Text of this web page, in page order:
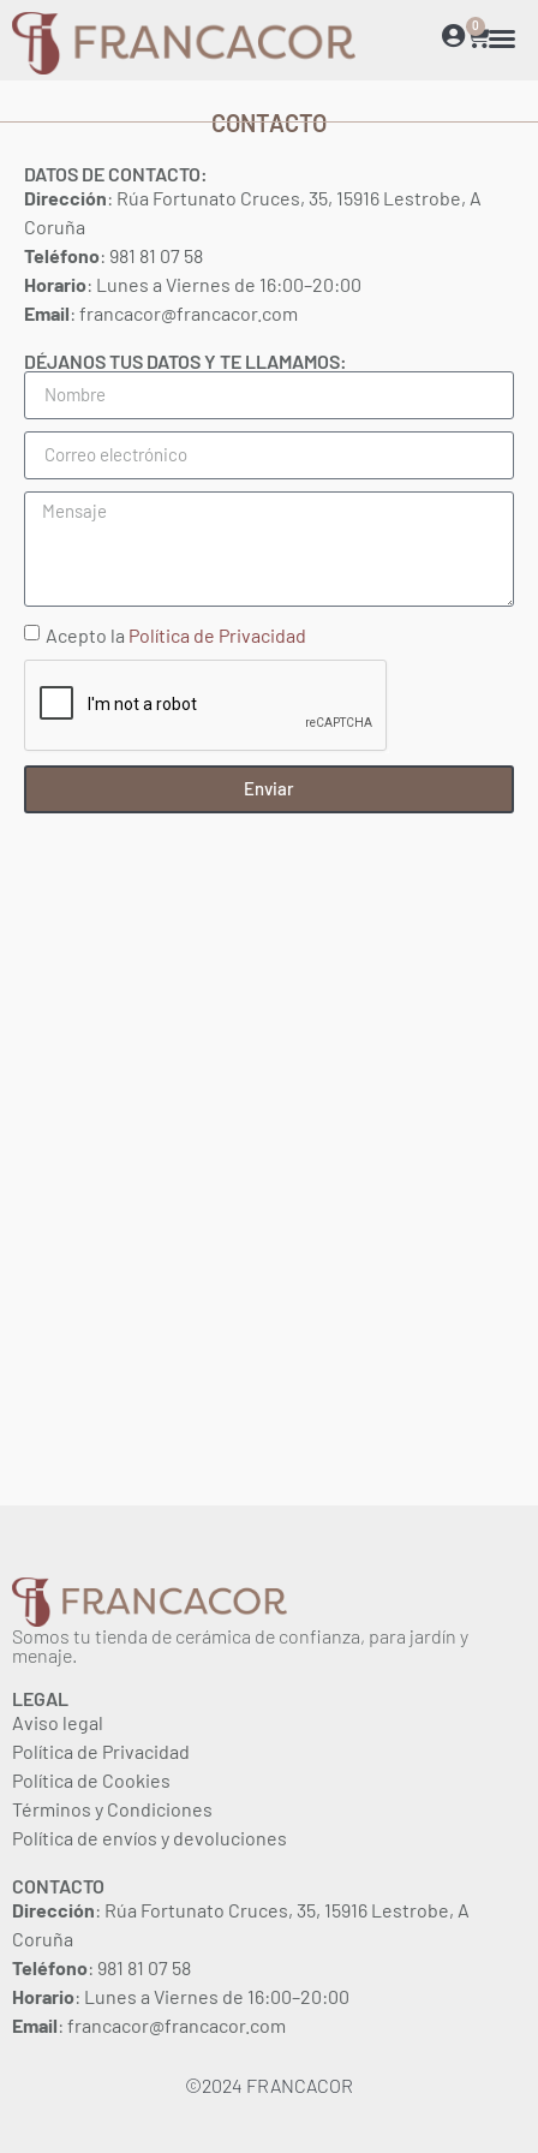
0
CONTACTO
DATOS DE CONTACTO:
Dirección: Rúa Fortunato Cruces, 35, 15916 Lestrobe, A
Coruña
Teléfono: 981 81 07 58
Horario: Lunes a Viernes de 16:00–20:00
Email: francacor@francacor.com
DÉJANOS TUS DATOS Y TE LLAMAMOS:
Acepto la Política de Privacidad
Enviar
Somos tu tienda de cerámica de confianza, para jardín y
menaje.
LEGAL
Aviso legal
Política de Privacidad
Política de Cookies
Términos y Condiciones
Política de envíos y devoluciones
CONTACTO
Dirección: Rúa Fortunato Cruces, 35, 15916 Lestrobe, A
Coruña
Teléfono: 981 81 07 58
Horario: Lunes a Viernes de 16:00–20:00
Email: francacor@francacor.com
©2024 FRANCACOR